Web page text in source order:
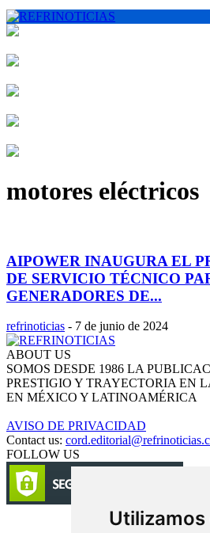
motores eléctricos
AIPOWER INAUGURA EL
DE SERVICIO TÉCNICO
GENERADORES DE...
refrinoticias - 7 de junio de 2024
ABOUT US
SOMOS DESDE 1986 LA
PRESTIGIO Y TRAYECTORIA EN
EN MÉXICO Y LATINOAMÉRICA
AVISO DE PRIVACIDAD
Contact us:
FOLLOW US
Circulación certificada